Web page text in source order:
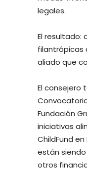
legales.
El resultado:
filantrópicas
aliado que
El consejero
Fundación
iniciativas
ChildFund
están
otros